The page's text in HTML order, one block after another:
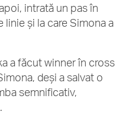
intrată un pas în
și la care Simona a
a făcut winner în cross
deși a salvat o
semnificativ,